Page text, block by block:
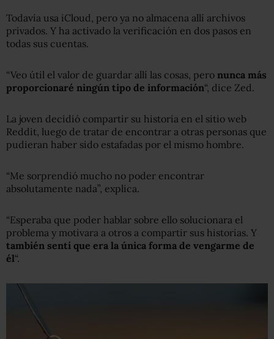
Todavía usa iCloud, pero ya no almacena allí archivos
privados. Y ha activado la verificación en dos pasos en
todas sus cuentas.
“Veo útil el valor de guardar allí las cosas, pero nunca más
proporcionaré ningún tipo de información“, dice Zed.
La joven decidió compartir su historia en el sitio web
Reddit, luego de tratar de encontrar a otras personas que
pudieran haber sido estafadas por el mismo hombre.
“Me sorprendió mucho no poder encontrar
absolutamente nada”, explica.
“Esperaba que poder hablar sobre ello solucionara el
problema y motivara a otros a compartir sus historias. Y
también sentí que era la única forma de vengarme de
él“.